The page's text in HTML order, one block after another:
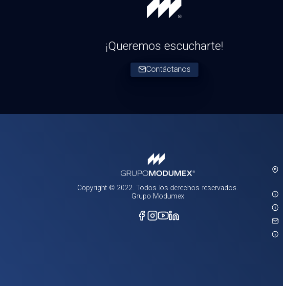
¡Queremos escucharte!
Contáctanos
Copyright © 2022. Todos los derechos reservados.
Grupo Modumex